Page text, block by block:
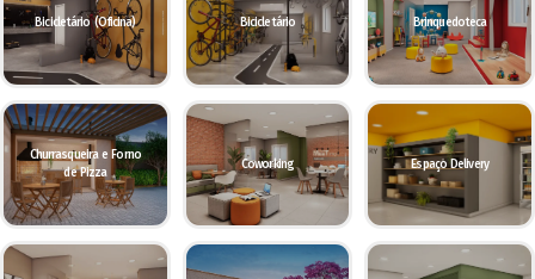
Bicicletário (Oficina) Bicicletário Brinquedoteca
Churrasqueira e Forno
de Pizza
Coworking Espaço Delivery